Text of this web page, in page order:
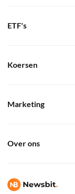
ETF's
Koersen
Marketing
Over ons